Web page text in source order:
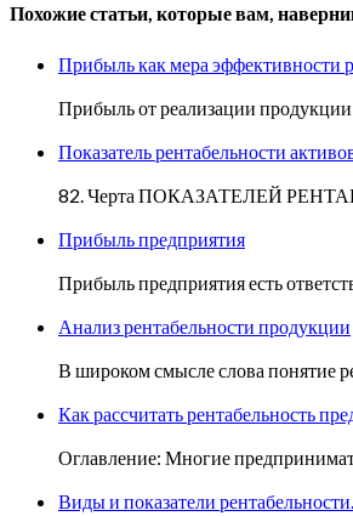
Похожие статьи, которые вам,
Прибыль как мера эффективности
Прибыль от реализации продукции
Показатель рентабельности
82. Черта ПОКАЗАТЕЛЕЙ
Прибыль предприятия
Прибыль предприятия есть
Анализ рентабельности продукции
В широком смысле слова понятие
Как рассчитать рентабельность
Оглавление: Многие
Виды и показатели